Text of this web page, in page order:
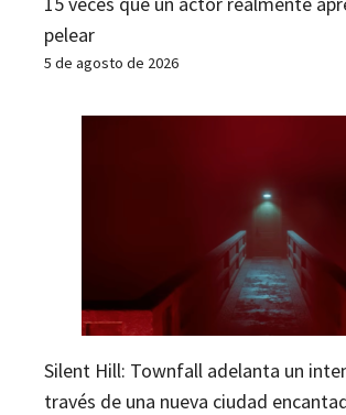
pelear
5 de agosto de 2026
Silent Hill: Townfall adelanta un
través de una nueva ciudad